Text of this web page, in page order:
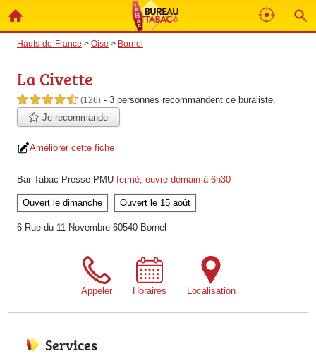
Hauts-de-France > Oise > Bornel
La Civette
4,5 étoiles sur 5 (126) - 3 personnes recommandent ce buraliste.
Je recommande
Améliorer cette fiche
Bar Tabac Presse PMU fermé, ouvre demain à 6h30
Ouvert le dimanche Ouvert le 15 août
6 Rue du 11 Novembre 60540 Bornel
Appeler Horaires Localisation
Services